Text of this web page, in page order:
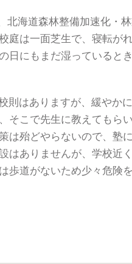
北海道森林整備加速化・
庭は一面芝生で、寝転が
日にもまだ湿っていると
則はありますが、緩やか
そこで先生に教えてもら
は殆どやらないので、塾
はありませんが、学校近
歩道がないため少々危険